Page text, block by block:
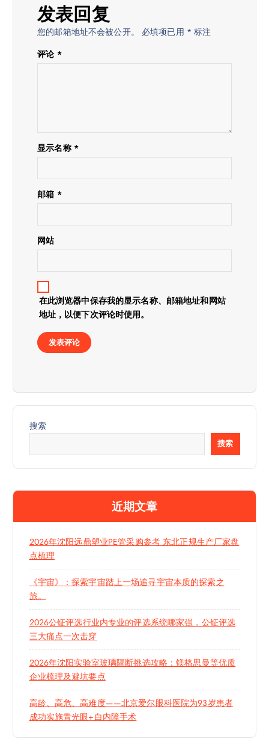
发表回复
您的邮箱地址不会被公开。 必填项已用 * 标注
评论 *
显示名称 *
邮箱 *
网站
在此浏览器中保存我的显示名称、邮箱地址和网站
地址，以便下次评论时使用。
搜索
搜索
近期文章
2026年沈阳远鼎塑业PE管采购参考 东北正规生产厂家盘
点梳理
《宇宙》：探索宇宙踏上一场追寻宇宙本质的探索之
旅。
2026公钲评选行业内专业的评选系统哪家强，公钲评选
三大痛点一次击穿
2026年沈阳实验室玻璃隔断挑选攻略：镁格思曼等优质
企业梳理及避坑要点
高龄、高危、高难度——北京爱尔眼科医院为93岁患者
成功实施青光眼+白内障手术